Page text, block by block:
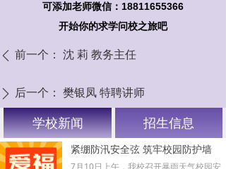
ꄴ 前一个： 沈 莉 教务主任
ꄲ 后一个： 樊银凤 特聘讲师
可添加老师微信：18811655366
开始你的求学问校之旅吧
学校新闻 招生信息
紧绷防汛安全弦 筑牢校园防护墙
7月10日上午，我校召开暴雨天气校园安